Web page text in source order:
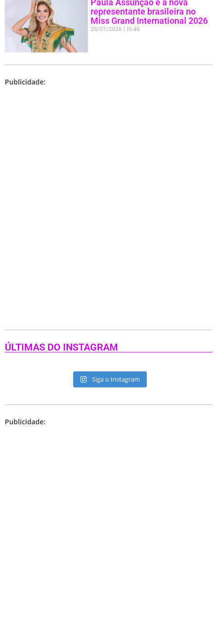
Paula Assunção é a nova
representante brasileira no
Miss Grand International 2026
25/07/2026 16:46
Publicidade:
ÚLTIMAS DO INSTAGRAM
Siga o Instagram
Publicidade: